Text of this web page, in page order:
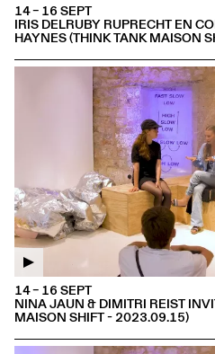
IRIS DELRUBY RUPRECHT EN
HAYNES (THINK TANK MAISON
14 – 16 SEPT
NINA JAUN & DIMITRI REIST
MAISON SHIFT - 2023.09.15)
14 – 16 SEPT